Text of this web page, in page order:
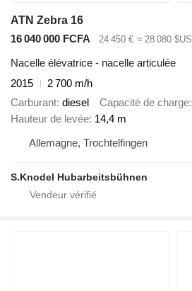
ATN Zebra 16
16 040 000 FCFA
24 450 € ≈ 28 080 $US
Nacelle élévatrice - nacelle articulée
2015
2 700 m/h
Carburant diesel Capacité de charge
Hauteur de levée 14,4 m
Allemagne, Trochtelfingen
S.Knodel Hubarbeitsbühnen